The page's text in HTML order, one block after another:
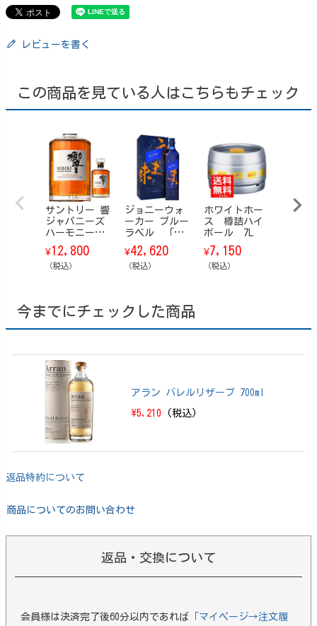
レビューを書く
この商品を見ている人はこちらもチェック
サントリー 響
ジャパニーズ
ハーモニー
【箱なし】 70
0ml
¥12,800
（税込）
ジョニーウォ
ーカー ブルー
ラベル 「う
ま味」 ELUSIV
E UMAMI 2024
1000ml
¥42,620
（税込）
ホワイトホー
ス 樽詰ハイ
ボール 7L
¥7,150
（税込）
サン
今までにチェックした商品
アラン バレルリザーブ 700ml
\5,210 (税込)
返品特約について
商品についてのお問い合わせ
返品・交換について
会員様は決済完了後60分以内であれば 「マイページ→注文履